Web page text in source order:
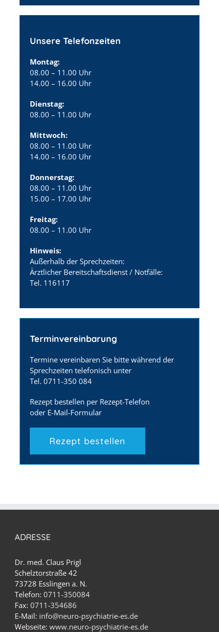
Unsere Telefonzeiten
Montag:
08.00 – 11.00 Uhr
14.00 – 16.00 Uhr
Dienstag:
08.00 – 11.00 Uhr
Mittwoch:
08.00 – 11.00 Uhr
14.00 – 16.00 Uhr
Donnerstag:
08.00 – 11.00 Uhr
15.00 – 17.00 Uhr
Freitag:
08.00 – 11.00 Uhr
Hinweis:
Außerhalb der Sprechzeiten:
Ärztlicher Bereitschaftsdienst / Notfälle:
Tel. 116117
Terminvereinbarung
Termine vereinbaren Sie bitte während der
Sprechzeiten telefonisch unter
Tel. 0711-350 084
Rezept bestellen per Rezept-Telefon
oder E-Mail-Formular
Rezept bestellen
ADRESSE
Dr. med. Claus Prigl
Schelztorstraße 42
73728 Esslingen a. N.
Telefon: 0711-350084
Fax: 0711-354686
E-Mail: info@neuro-psychiatrie-es.de
Webseite: www.neuro-psychiatrie-es.de